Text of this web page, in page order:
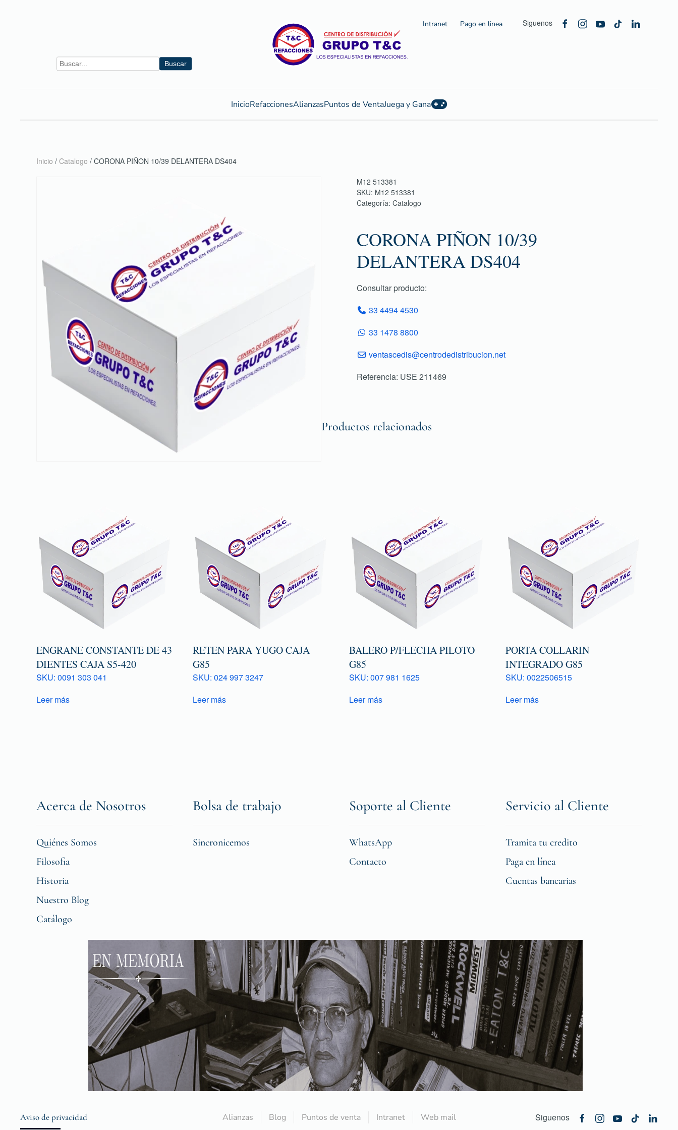
Buscar
Intranet Pago en linea Siguenos
InicioRefaccionesAlianzasPuntos de VentaJuega y Gana
Inicio / Catalogo / CORONA PIÑON 10/39 DELANTERA DS404
M12 513381
SKU: M12 513381
Categoría: Catalogo
CORONA PIÑON 10/39
DELANTERA DS404
Consultar producto:
33 4494 4530
33 1478 8800
ventascedis@centrodedistribucion.net
Referencia: USE 211469
Productos relacionados
ENGRANE CONSTANTE DE 43
DIENTES CAJA S5-420
SKU: 0091 303 041
Leer más
RETEN PARA YUGO CAJA
G85
SKU: 024 997 3247
Leer más
BALERO P/FLECHA PILOTO
G85
SKU: 007 981 1625
Leer más
PORTA COLLARIN
INTEGRADO G85
SKU: 0022506515
Leer más
Acerca de Nosotros
Quiénes Somos
Filosofia
Historia
Nuestro Blog
Catálogo
Bolsa de trabajo
Sincronicemos
Soporte al Cliente
WhatsApp
Contacto
Servicio al Cliente
Tramita tu credito
Paga en línea
Cuentas bancarias
Aviso de privacidad Alianzas Blog Puntos de venta Intranet Web mail Siguenos